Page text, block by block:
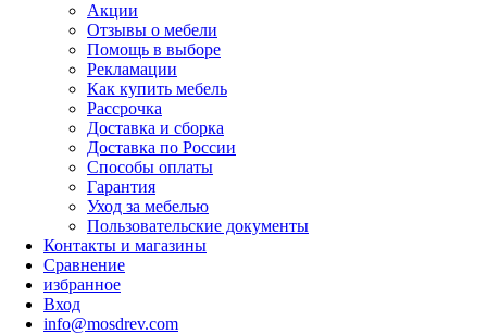
Акции
Отзывы о мебели
Помощь в выборе
Рекламации
Как купить мебель
Рассрочка
Доставка и сборка
Доставка по России
Способы оплаты
Гарантия
Уход за мебелью
Пользовательские документы
Контакты и магазины
Сравнение
избранное
Вход
info@mosdrev.com